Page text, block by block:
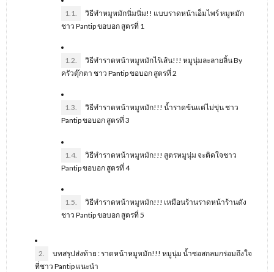
1.1.
วิธีทำหมูหมักนิ่มนิ่ม!! แบบราดหน้าเอ็มไพร์ หมูหมัก
ชาว Pantip ขอบอก สูตรที่ 1
1.2.
วิธีทำราดหน้าหมูหมักไร้เส้น!!! หมูนุ่มละลายลิ้น By
ครัวตุ๊กตา ชาว Pantip ขอบอก สูตรที่ 2
1.3.
วิธีทำราดหน้าหมูหมัก!!! น้ำราดข้นแต่ไม่ขุ่น ชาว
Pantip ขอบอก สูตรที่ 3
1.4.
วิธีทำราดหน้าหมูหมัก!!! สูตรหมูนุ่ม จะติดใจชาว
Pantip ขอบอก สูตรที่ 4
1.5.
วิธีทำราดหน้าหมูหมัก!!! เหมือนร้านราดหน้าร้านดัง
ชาว Pantip ขอบอก สูตรที่ 5
2.
บทสรุปส่งท้าย : ราดหน้าหมูหมัก!!! หมูนุ่ม น้ำซอสกลมกร่อมถึงใจ
ที่ชาว Pantip แนะนำ